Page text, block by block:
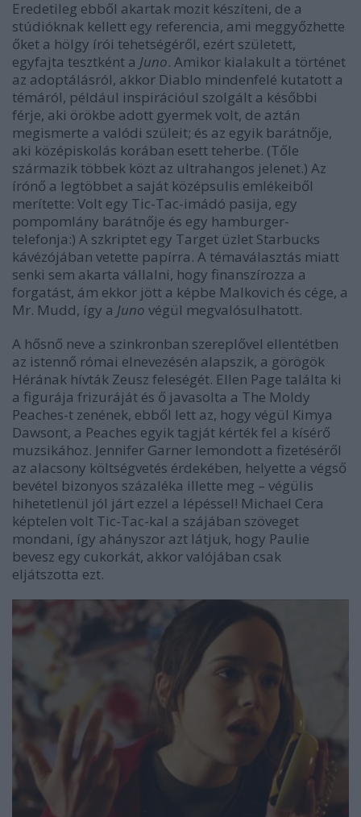
Eredetileg ebből akartak mozit készíteni, de a
stúdióknak kellett egy referencia, ami meggyőzhette
őket a hölgy írói tehetségéről, ezért született,
egyfajta tesztként a Juno. Amikor kialakult a történet
az adoptálásról, akkor Diablo mindenfelé kutatott a
témáról, például inspirációul szolgált a későbbi
férje, aki örökbe adott gyermek volt, de aztán
megismerte a valódi szüleit; és az egyik barátnője,
aki középiskolás korában esett teherbe. (Tőle
származik többek közt az ultrahangos jelenet.) Az
írónő a legtöbbet a saját középsulis emlékeiből
merítette: Volt egy Tic-Tac-imádó pasija, egy
pompomlány barátnője és egy hamburger-
telefonja:) A szkriptet egy Target üzlet Starbucks
kávézójában vetette papírra. A témaválasztás miatt
senki sem akarta vállalni, hogy finanszírozza a
forgatást, ám ekkor jött a képbe Malkovich és cége, a
Mr. Mudd, így a Juno végül megvalósulhatott.
A hősnő neve a szinkronban szereplővel ellentétben
az istennő római elnevezésén alapszik, a görögök
Hérának hívták Zeusz feleségét. Ellen Page találta ki
a figurája frizuráját és ő javasolta a The Moldy
Peaches-t zenének, ebből lett az, hogy végül Kimya
Dawsont, a Peaches egyik tagját kérték fel a kísérő
muzsikához. Jennifer Garner lemondott a fizetéséről
az alacsony költségvetés érdekében, helyette a végső
bevétel bizonyos százaléka illette meg – végülis
hihetetlenül jól járt ezzel a lépéssel! Michael Cera
képtelen volt Tic-Tac-kal a szájában szöveget
mondani, így ahányszor azt látjuk, hogy Paulie
bevesz egy cukorkát, akkor valójában csak
eljátszotta ezt.